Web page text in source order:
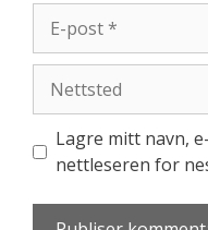
post
Nettsted
Lagre mitt navn,
nettleseren for